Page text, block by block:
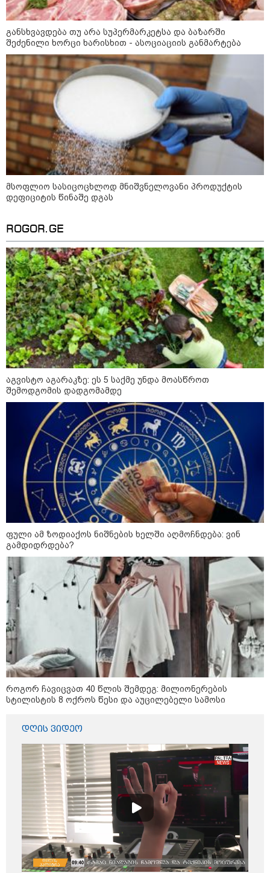
13:16 / 08-08-2026
"ძალიან ბევრ ინფორმაციას ვიღებთ
ხალხისგან" - რას წერს ადვოკატი
ტარიელ კაკაბაძე
15:42 / 07-08-2026
"საიდან იცის, მან
სინამდვილეში რა ხდებოდა...
აფხაზეთის ომში თუ არ ვცდები
10:58 / 06-08-2026
"დადგება დრო და თქვენი
დღევანდელი "პოსტაობა"
საკუთარ თავთან
შეგარცხვენთ... თქვენი
შეცდომა არის დანაშაულის
ტოლფასი" - ეკა კუპატაძე ნანუკა
ჟორჟოლიანს
09:33 / 05-08-2026
"მამის მიერ ცოტნესთვის
დატოვებულ სახლში
თვითნებურად ცხოვრობს
ადამიანი, რომელიც ზვიადის
ანდერძში ერთი სიტყვითაც კი
არ არის მოხსენიებული" - ანა
ჯაბაური
09:32 / 05-08-2026
"4 დღე უწყლოდ და უპუროდ
გაატარეს, მათ სიცოცხლე
დავუბრუნეთ" - ქართველი
მეზღვაური წერს, რომ 36
მიგრანტი, მათ შორის, ორსული
გოგონა გადაარჩინა
კატეგორიის ყველა სიახლე
კატეგორიები
8
აგვისტო
დღის ზოგადი
ასტროლოგიური
პროგნოზი
განსხვავდება თუ არა სუპერმარკეტსა და ბაზარში
შეძენილი ხორცი ხარისხით - ასოციაციის განმარტება
მსოფლიო სასიცოცხლოდ მნიშვნელოვანი პროდუქტის
დეფიციტის წინაშე დგას
ROGOR.GE
აგვისტო აგარაკზე: ეს 5 საქმე უნდა მოასწროთ
შემოდგომის დადგომამდე
ფული ამ ზოდიაქოს ნიშნების ხელში აღმოჩნდება: ვინ
გამდიდრდება?
როგორ ჩავიცვათ 40 წლის შემდეგ: მილიონერების
სტილისტის 8 ოქროს წესი და აუცილებელი სამოსი
დღის ვიდეო